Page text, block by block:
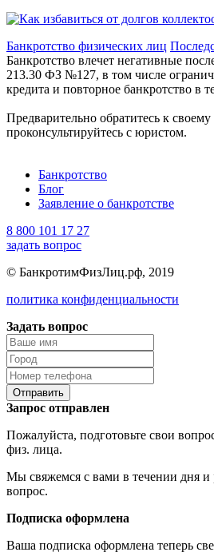
Банкротство физических лиц
Банкротство влечет негативные
213.30 ФЗ №127, в том числе
кредита и повторное банкротство в
Предварительно обратитесь к
проконсультируйтесь с юристом.
Банкротство
Блог
Заявление о банкротстве
8 800 101 17 27
задать вопрос
© БанкротимФизЛиц.рф, 2019
политика конфиденциальности
Задать вопрос
Отправить
Запрос отправлен
Пожалуйста, подготовьте свои
физ. лица.
Мы свяжемся с вами в течении дня и
вопрос.
Подписка оформлена
Ваша подписка оформлена теперь